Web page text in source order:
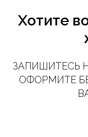
Хотите
ЗАПИШИТЕСЬ
ОФОРМИТЕ